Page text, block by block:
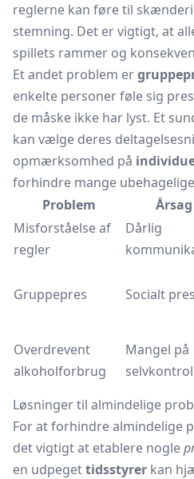
reglerne kan føre til
stemning. Det er vigtigt, at
spillets rammer og
Et andet problem er
enkelte personer føle sig
de måske ikke har lyst. Et
kan vælge deres
opmærksomhed på
forhindre mange
Problem
Årsag
Misforståelse af
regler
Dårlig
Gruppepres Socialt pres
Overdrevent
alkoholforbrug
Mangel på
selvkontrol
Løsninger til almindelige
For at forhindre almindelige
det vigtigt at etablere nogle
en udpegettidsstyrer kan